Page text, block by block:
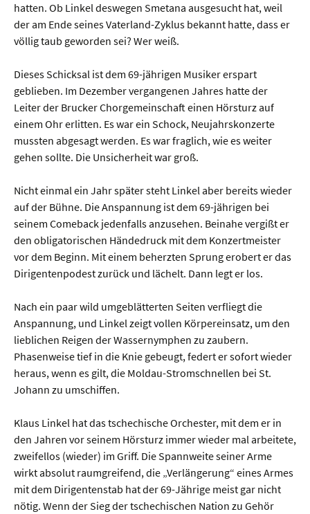
hatten. Ob Linkel deswegen Smetana ausgesucht hat, weil
der am Ende seines Vaterland-Zyklus bekannt hatte, dass er
völlig taub geworden sei? Wer weiß.
Dieses Schicksal ist dem 69-jährigen Musiker erspart
geblieben. Im Dezember vergangenen Jahres hatte der
Leiter der Brucker Chorgemeinschaft einen Hörsturz auf
einem Ohr erlitten. Es war ein Schock, Neujahrskonzerte
mussten abgesagt werden. Es war fraglich, wie es weiter
gehen sollte. Die Unsicherheit war groß.
Nicht einmal ein Jahr später steht Linkel aber bereits wieder
auf der Bühne. Die Anspannung ist dem 69-jährigen bei
seinem Comeback jedenfalls anzusehen. Beinahe vergißt er
den obligatorischen Händedruck mit dem Konzertmeister
vor dem Beginn. Mit einem beherzten Sprung erobert er das
Dirigentenpodest zurück und lächelt. Dann legt er los.
Nach ein paar wild umgeblätterten Seiten verfliegt die
Anspannung, und Linkel zeigt vollen Körpereinsatz, um den
lieblichen Reigen der Wassernymphen zu zaubern.
Phasenweise tief in die Knie gebeugt, federt er sofort wieder
heraus, wenn es gilt, die Moldau-Stromschnellen bei St.
Johann zu umschiffen.
Klaus Linkel hat das tschechische Orchester, mit dem er in
den Jahren vor seinem Hörsturz immer wieder mal arbeitete,
zweifellos (wieder) im Griff. Die Spannweite seiner Arme
wirkt absolut raumgreifend, die „Verlängerung“ eines Armes
mit dem Dirigentenstab hat der 69-Jährige meist gar nicht
nötig. Wenn der Sieg der tschechischen Nation zu Gehör